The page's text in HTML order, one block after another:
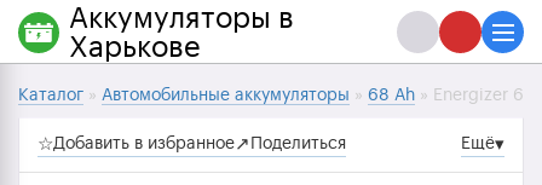
Каталог » Автомобильные аккумуляторы » 68 Ah » Energizer
☆Добавить в избранное↗ Поделиться Ещё▾
Аккумуляторы в
Харькове